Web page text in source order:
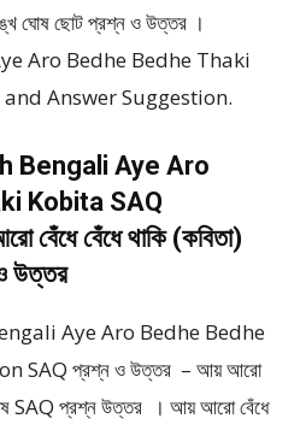
ঘোষ ছোট প্রশ্ন ও উত্তর ।
Aro Bedhe Bedhe Thaki
Answer Suggestion.
Bengali Aye Aro
Kobita SAQ
বেঁধে থাকি (কবিতা)
উত্তর
Aye Aro Bedhe Bedhe
SAQ প্রশ্ন ও উত্তর – আয় আরো
SAQ প্রশ্ন উত্তর । আয় আরো বেঁধে